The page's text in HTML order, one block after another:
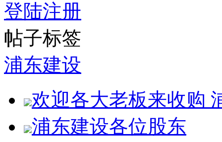
登陆注册
帖子标签
浦东建设
欢迎各大老板来收购
浦东建设各位股东